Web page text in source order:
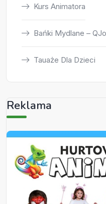
Kurs Animatora
Bańki Mydlane –
Tauaże Dla Dzieci
Reklama